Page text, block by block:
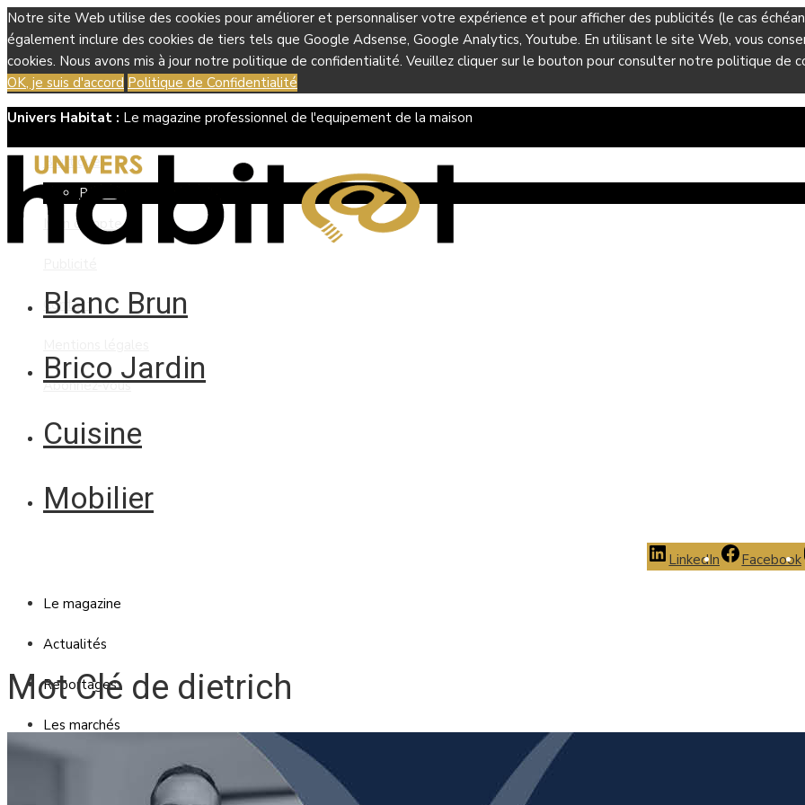
Notre site Web utilise des cookies pour améliorer et personnaliser votre expérience et pour afficher des publicités (le cas
également inclure des cookies de tiers tels que Google Adsense, Google Analytics, Youtube. En utilisant le site Web, vous
cookies. Nous avons mis à jour notre politique de confidentialité. Veuillez cliquer sur le bouton pour consulter notre politique de
OK, je suis d'accord Politique de Confidentialité
Univers Habitat : Le magazine professionnel de l'equipement de la maison
Boutique
Panier
Mon compte
Contact
Abonnez-vous
Blanc Brun
Brico Jardin
Cuisine
Mobilier
LinkedIn Facebook
Le magazine
Actualités
Reportages
Les marchés
Mot Clé de dietrich